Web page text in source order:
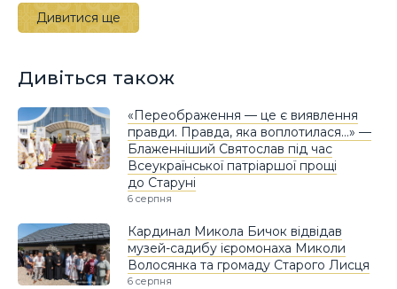
Дивитися ще
Дивіться також
«Переображення — це є виявлення
правди. Правда, яка воплотилася…» —
Блаженніший Святослав під час
Всеукраїнської патріаршої прощі
до Старуні
6 серпня
Кардинал Микола Бичок відвідав
музей-садибу ієромонаха Миколи
Волосянка та громаду Старого Лисця
6 серпня